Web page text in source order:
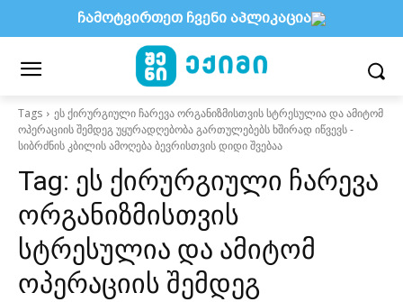
Tags
ეს ქირურგიული ჩარევა ორგანიზმისთვის სტრესულია და ამიტომ
ოპერაციის შემდეგ უყურადღებობა გართულებებს ხშირად იწვევს -
სიბრძნის კბილის ამოღება ბევრისთვის დიდი შვებაა
Tag: ეს ქირურგიული ჩარევა
ორგანიზმისთვის
სტრესულია და ამიტომ
ოპერაციის შემდეგ
ჩამოტვირთეთ ჩვენი აპლიკაცია